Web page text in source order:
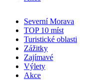
Severní Morava
TOP 10 míst
Turistické oblasti
Zážitky
Zajímavé
Výlety
Akce